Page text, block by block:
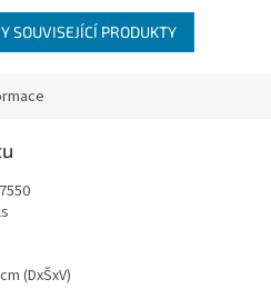
SOUVISEJÍCÍ PRODUKTY
(DxŠxV)